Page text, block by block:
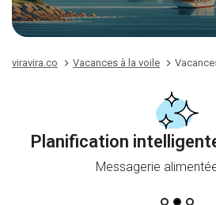
viravira.co Vacances à la voile
Planification
Messagerie